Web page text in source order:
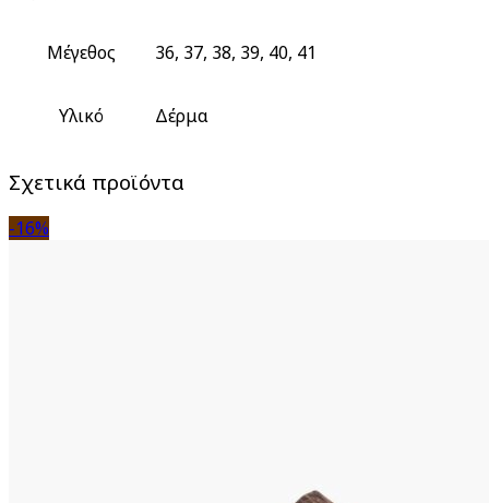
Μέγεθος 36, 37, 38, 39, 40, 41
Υλικό Δέρμα
Σχετικά προϊόντα
-16%